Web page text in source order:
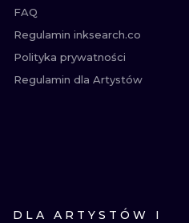
FAQ
Regulamin inksearch.co
Polityka prywatności
Regulamin dla Artystów
DLA ARTYSTÓW I